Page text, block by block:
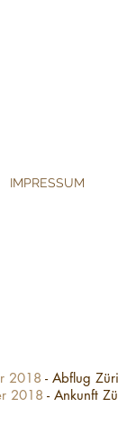
IMPRESSUM
2018 - Abflug
2018 - Ankunft